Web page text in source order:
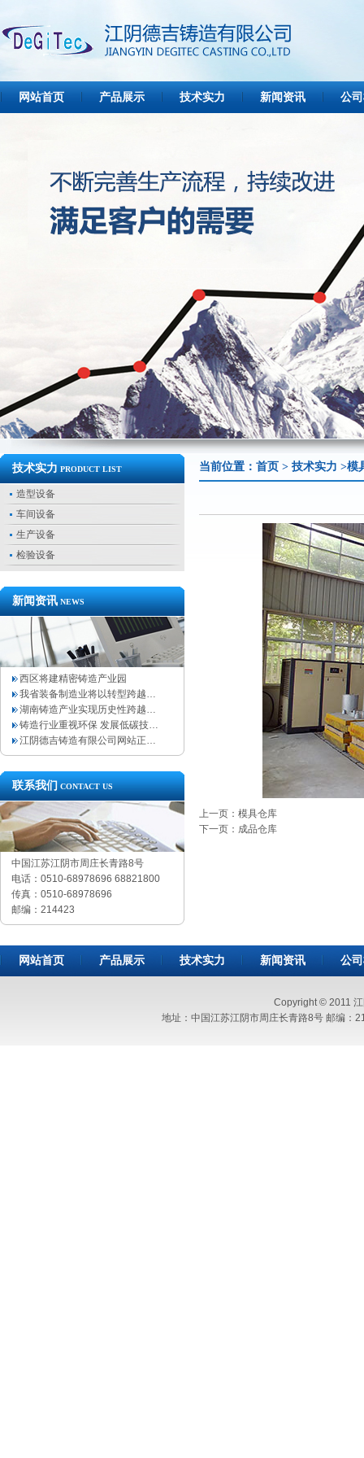
网站首页 产品展示 技术实力 新闻资讯 公
技术实力 PRODUCT LIST
造型设备
车间设备
生产设备
检验设备
新闻资讯 NEWS
西区将建精密铸造产业园
我省装备制造业将以转型跨越…
湖南铸造产业实现历史性跨越…
铸造行业重视环保 发展低碳技…
江阴德吉铸造有限公司网站正…
联系我们 CONTACT US
中国江苏江阴市周庄长青路8号
电话：0510-68978696 68821800
传真：0510-68978696
邮编：214423
当前位置： 首页 > 技术实力 >模
上一页：模具仓库
下一页：成品仓库
网站首页 产品展示 技术实力 新闻资讯 公
Copyright © 2011
地址：中国江苏江阴市周庄长青路8号 邮编